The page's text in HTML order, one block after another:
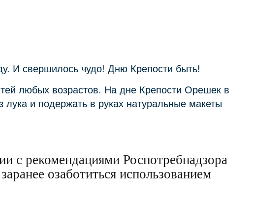
И свершилось чудо! Дню Крепости быть!
любых возрастов. На дне Крепости Орешек в
лука и подержать в руках натуральные макеты
с рекомендациями Роспотребнадзора
озаботиться использованием